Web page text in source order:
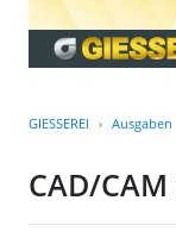
GIESSEREI Ausgaben
CAD/